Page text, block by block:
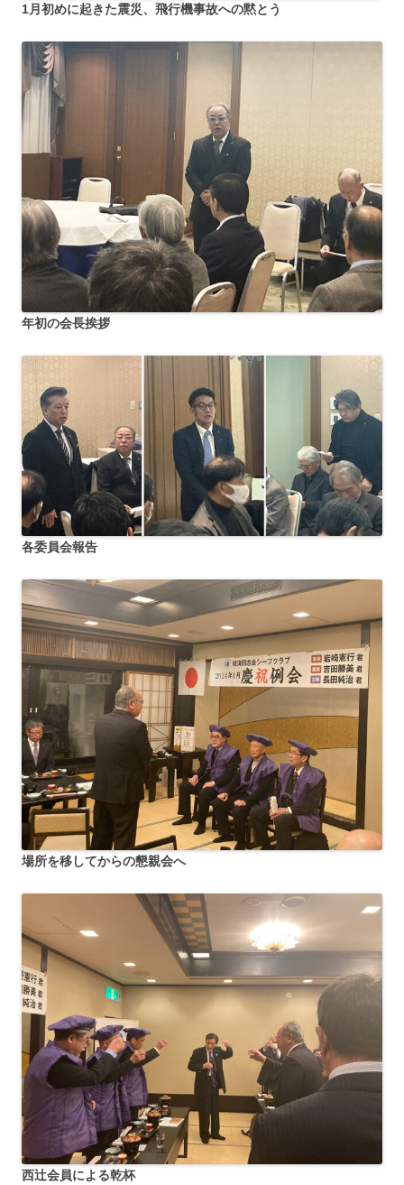
1月初めに起きた震災、飛行機事故への黙とう
年初の会長挨拶
各委員会報告
場所を移してからの懇親会へ
西辻会員による乾杯